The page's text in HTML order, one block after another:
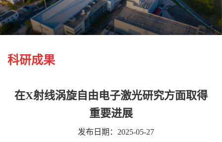
科研成果
在X射线涡旋自由电子激光研究方面取得
重要进展
发布日期：2025-05-27